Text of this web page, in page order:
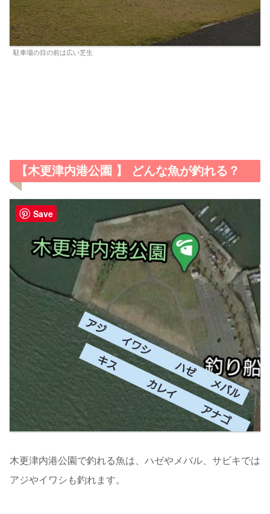
駐車場の目の前は広い芝生
【木更津内港公園 】 どんな魚が釣れる？
木更津内港公園で釣れる魚は、ハゼやメバル、サビキでは
アジやイワシも釣れます。
Save